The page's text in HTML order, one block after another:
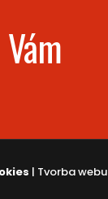
| Tvorba webu